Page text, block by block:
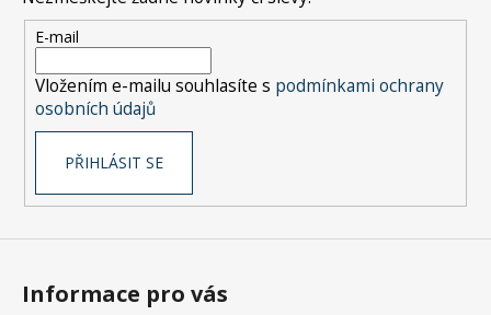
c
r
ý
p
E-mail
Vložením e-mailu souhlasíte s podmínkami ochrany
osobních údajů
PŘIHLÁSIT SE
Informace pro vás